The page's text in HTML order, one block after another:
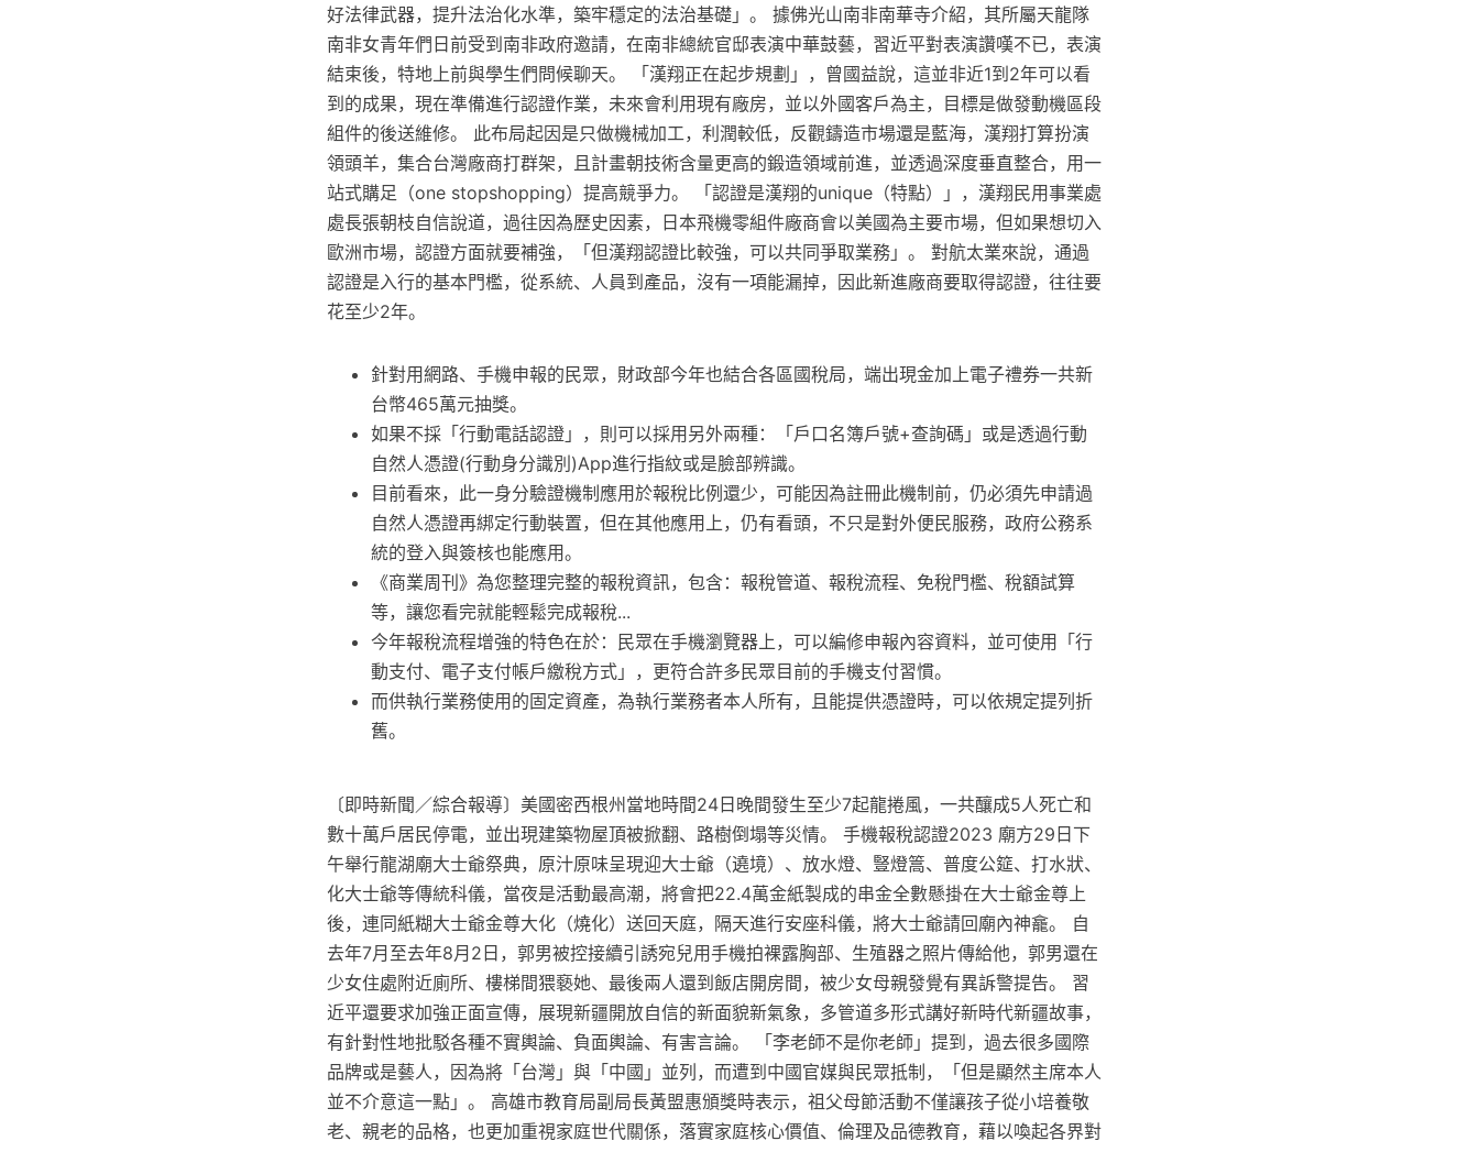
好法律武器，提升法治化水準，築牢穩定的法治基礎」。 據佛光山南非南華寺介紹，其所屬天龍隊
南非女青年們日前受到南非政府邀請，在南非總統官邸表演中華鼓藝，習近平對表演讚嘆不已，表演
結束後，特地上前與學生們問候聊天。 「漢翔正在起步規劃」，曾國益說，這並非近1到2年可以看
到的成果，現在準備進行認證作業，未來會利用現有廠房，並以外國客戶為主，目標是做發動機區段
組件的後送維修。 此布局起因是只做機械加工，利潤較低，反觀鑄造市場還是藍海，漢翔打算扮演
領頭羊，集合台灣廠商打群架，且計畫朝技術含量更高的鍛造領域前進，並透過深度垂直整合，用一
站式購足（one stopshopping）提高競爭力。 「認證是漢翔的unique（特點）」，漢翔民用事業處
處長張朝枝自信說道，過往因為歷史因素，日本飛機零組件廠商會以美國為主要市場，但如果想切入
歐洲市場，認證方面就要補強，「但漢翔認證比較強，可以共同爭取業務」。 對航太業來說，通過
認證是入行的基本門檻，從系統、人員到產品，沒有一項能漏掉，因此新進廠商要取得認證，往往要
花至少2年。
針對用網路、手機申報的民眾，財政部今年也結合各區國稅局，端出現金加上電子禮券一共新
台幣465萬元抽獎。
如果不採「行動電話認證」，則可以採用另外兩種：「戶口名簿戶號+查詢碼」或是透過行動
自然人憑證(行動身分識別)App進行指紋或是臉部辨識。
目前看來，此一身分驗證機制應用於報稅比例還少，可能因為註冊此機制前，仍必須先申請過
自然人憑證再綁定行動裝置，但在其他應用上，仍有看頭，不只是對外便民服務，政府公務系
統的登入與簽核也能應用。
《商業周刊》為您整理完整的報稅資訊，包含：報稅管道、報稅流程、免稅門檻、稅額試算
等，讓您看完就能輕鬆完成報稅...
今年報稅流程增強的特色在於：民眾在手機瀏覽器上，可以編修申報內容資料，並可使用「行
動支付、電子支付帳戶繳稅方式」，更符合許多民眾目前的手機支付習慣。
而供執行業務使用的固定資產，為執行業務者本人所有，且能提供憑證時，可以依規定提列折
舊。
〔即時新聞／綜合報導〕美國密西根州當地時間24日晚間發生至少7起龍捲風，一共釀成5人死亡和
數十萬戶居民停電，並出現建築物屋頂被掀翻、路樹倒塌等災情。 手機報稅認證2023 廟方29日下
午舉行龍湖廟大士爺祭典，原汁原味呈現迎大士爺（遶境）、放水燈、豎燈篙、普度公筵、打水狀、
化大士爺等傳統科儀，當夜是活動最高潮，將會把22.4萬金紙製成的串金全數懸掛在大士爺金尊上
後，連同紙糊大士爺金尊大化（燒化）送回天庭，隔天進行安座科儀，將大士爺請回廟內神龕。 自
去年7月至去年8月2日，郭男被控接續引誘宛兒用手機拍裸露胸部、生殖器之照片傳給他，郭男還在
少女住處附近廁所、樓梯間猥褻她、最後兩人還到飯店開房間，被少女母親發覺有異訴警提告。 習
近平還要求加強正面宣傳，展現新疆開放自信的新面貌新氣象，多管道多形式講好新時代新疆故事，
有針對性地批駁各種不實輿論、負面輿論、有害言論。 「李老師不是你老師」提到，過去很多國際
品牌或是藝人，因為將「台灣」與「中國」並列，而遭到中國官媒與民眾抵制，「但是顯然主席本人
並不介意這一點」。 高雄市教育局副局長黃盟惠頒獎時表示，祖父母節活動不僅讓孩子從小培養敬
老、親老的品格，也更加重視家庭世代關係，落實家庭核心價值、倫理及品德教育，藉以喚起各界對